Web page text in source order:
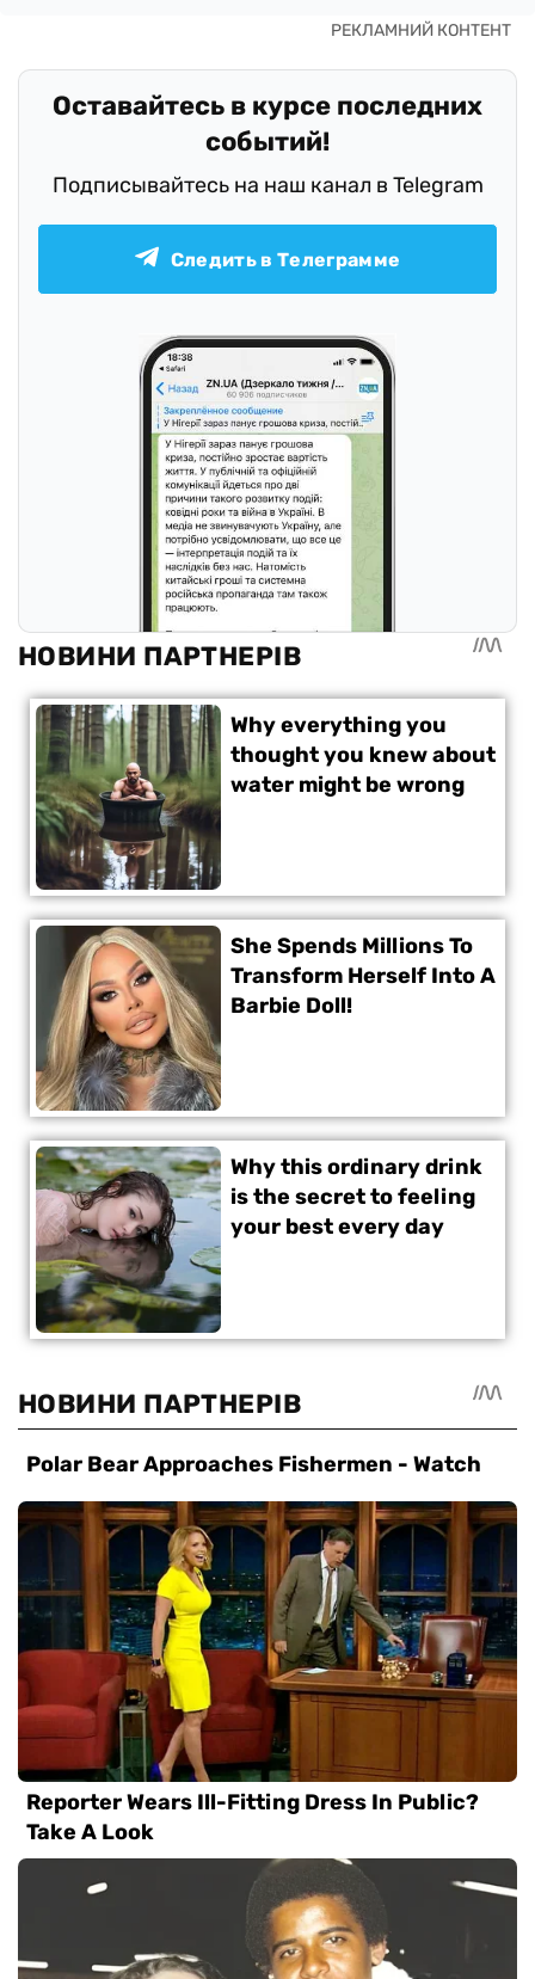
Оставайтесь в курсе последних
событий!
Подписывайтесь на наш канал в Telegram
Следить в Телеграмме